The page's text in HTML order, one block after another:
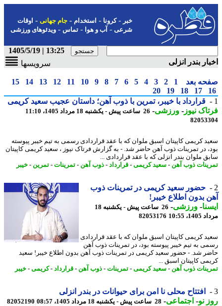
-کرونا-استخدام- جام جهانی-اوقات
شرعی-آب و هوا-تماس-ویدئوهای ورزشی
13:25 | 1405/5/19
بندر انزلی
سرویسها
بعد 1
2
3
4
5
6
7
8
9
10
11
12
13
14
15
17
18
19
20
قرارداد با خیبر، تمرین با ذوب آهن؛ داستان عجیب سعید کریمی
نیوز-ورزشی-26 ساعت پیش - یکشنبه 18 مرداد 1405، 11:10
کریمی کاپیتان اسبق ملوان که با عقد قراردادی رسمی به تیم خیبر پیوسته
در تمرینات ذوب آهن حاضر شد. - به گزارش فرتاک نیوز ، سعید کریمی کاپیتان
ملوان بندر انزلی که با عقد قراردادی ...
ذوب آهن -سعید کریمی -قرارداد -ذوب آهن -تمرینات -تمرین- خیبر
حضور سعید کریمی در تمرینات ذوب
بدون اطلاع خیبر!
-ورزشی-
26 ساعت پیش - یکشنبه 18
10:55
82053176
کریمی کاپیتان اسبق ملوان که با عقد قراردادی
به تیم خیبر پیوسته بود، در تمرینات ذوب آهن
شد. - حضور سعید کریمی در تمرینات ذوب آهن بدون اطلاع خیبر! سعید
کاپیتان اسبق ...
ذوب آهن -سعید کریمی -تمرینات -ذوب آهن -قرارداد -کریمی -خیبر
افتتاح محلی نا امن برای حیوانات در بندر انزلی
نو- اجتماعی-28 ساعت پیش - یکشنبه 18 مرداد 1405، 08:57 82052190